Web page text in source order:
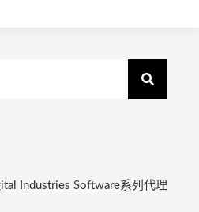
Industries Software系列代理